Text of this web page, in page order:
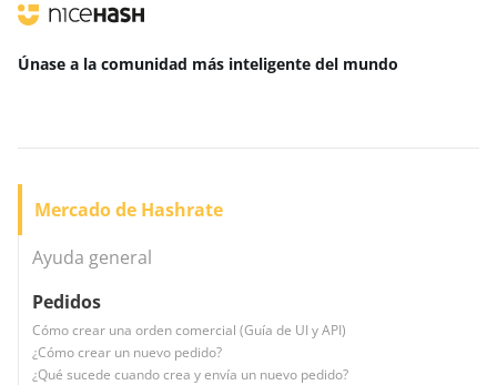
Únase a la comunidad más inteligente del mundo
Mercado de Hashrate
Ayuda general
Pedidos
Cómo crear una orden comercial (Guía de UI y API)
¿Cómo crear un nuevo pedido?
¿Qué sucede cuando crea y envía un nuevo pedido?